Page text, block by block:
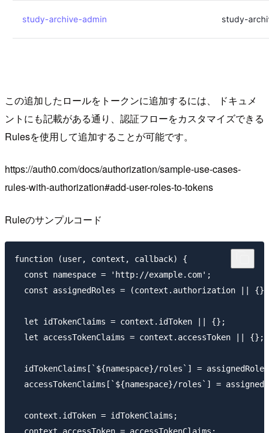
この追加したロールをトークンに追加するには、 ドキュメ
ントにも記載がある通り、認証フローをカスタマイズできる
Rulesを使用して追加することが可能です。
https://auth0.com/docs/authorization/sample-use-cases-
rules-with-authorization#add-user-roles-to-tokens
Ruleのサンプルコード
function (user, context, callback) {
  const namespace = 'http://example.com';
const assignedRoles = (context.authorization ||
  let idTokenClaims = context.idToken || {};
  let accessTokenClaims = context.accessToken || {};
idTokenClaims[`${namespace}/roles`] =
accessTokenClaims[`${namespace}/roles`] =
  context.idToken = idTokenClaims;